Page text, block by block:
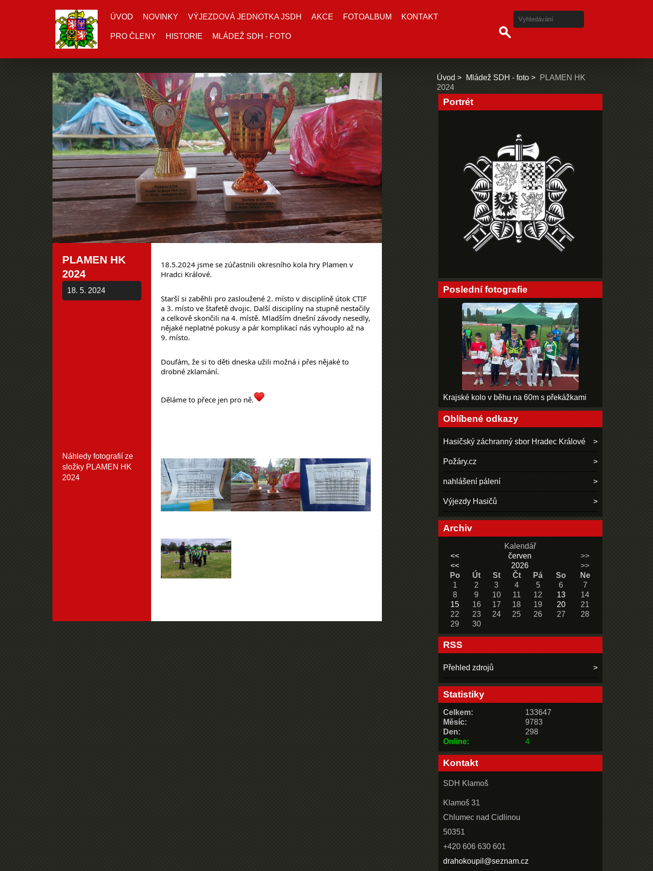
ÚVOD NOVINKY VÝJEZDOVÁ JEDNOTKA JSDH AKCE FOTOALBUM KONTAKT
PRO ČLENY HISTORIE MLÁDEŽ SDH - FOTO
PLAMEN HK
2024
18. 5. 2024
18.5.2024 jsme se zúčastnili okresního kola hry Plamen v
Hradci Králové.
Starší si zaběhli pro zasloužené 2. místo v disciplíně útok CTIF
a 3. místo ve štafetě dvojic. Další disciplíny na stupně nestačily
a celkově skončili na 4. místě. Mladším dnešní závody nesedly,
nějaké neplatné pokusy a pár komplikací nás vyhouplo až na
9. místo.
Doufám, že si to děti dneska užili možná i přes nějaké to
drobné zklamání.
Děláme to přece jen pro ně.
Náhledy fotografií ze
složky PLAMEN HK
2024
Úvod Mládež SDH - foto
PLAMEN HK
2024
Portrét
Poslední fotografie
Krajské kolo v běhu na 60m s překážkami
Oblíbené odkazy
Hasičský záchranný sbor Hradec Králové
Požáry.cz
nahlášení pálení
Výjezdy Hasičů
Archiv
Kalendář
<<
červen
>>
<<
2026
>>
Po
Út St Čt Pá So
Ne
1
2 3 4 5 6
7
8
9 10 11 12 13
14
15
16 17 18 19 20
21
22
23 24 25 26 27
28
29
30
RSS
Přehled zdrojů
Statistiky
Online: 4
Celkem:
133647
Měsíc:
9783
Den:
298
Kontakt
SDH Klamoš
Klamoš 31
Chlumec nad Cidlinou
50351
+420 606 630 601
drahokoupil@seznam.cz